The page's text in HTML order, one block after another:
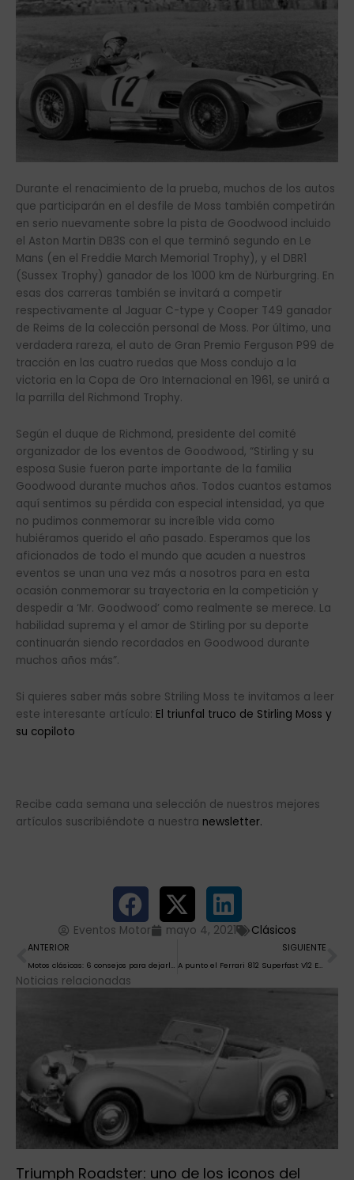
Durante el renacimiento de la prueba, muchos de los autos
que participarán en el desfile de Moss también competirán
en serio nuevamente sobre la pista de Goodwood incluido
el Aston Martin DB3S con el que terminó segundo en Le
Mans (en el Freddie March Memorial Trophy), y el DBR1
(Sussex Trophy) ganador de los 1000 km de Nürburgring. En
esas dos carreras también se invitará a competir
respectivamente al Jaguar C-type y Cooper T49 ganador
de Reims de la colección personal de Moss. Por último, una
verdadera rareza, el auto de Gran Premio Ferguson P99 de
tracción en las cuatro ruedas que Moss condujo a la
victoria en la Copa de Oro Internacional en 1961, se unirá a
la parrilla del Richmond Trophy.
Según el duque de Richmond, presidente del comité
organizador de los eventos de Goodwood, “Stirling y su
esposa Susie fueron parte importante de la familia
Goodwood durante muchos años. Todos cuantos estamos
aquí sentimos su pérdida con especial intensidad, ya que
no pudimos conmemorar su increíble vida como
hubiéramos querido el año pasado. Esperamos que los
aficionados de todo el mundo que acuden a nuestros
eventos se unan una vez más a nosotros para en esta
ocasión conmemorar su trayectoria en la competición y
despedir a ‘Mr. Goodwood’ como realmente se merece. La
habilidad suprema y el amor de Stirling por su deporte
continuarán siendo recordados en Goodwood durante
muchos años más”.
Si quieres saber más sobre Striling Moss te invitamos a leer
este interesante artículo: El triunfal truco de Stirling Moss y
su copiloto
Recibe cada semana una selección de nuestros mejores
artículos suscribiéndote a nuestra newsletter.
Eventos Motor mayo 4, 2021 Clásicos
Ant
ANTERIOR
Motos clásicas: 6 consejos para dejarlas como nuevas
SIGUIENTE
A punto el Ferrari 812 Superfast V12 Edición Limitada
Noticias relacionadas
Triumph Roadster: uno de los iconos del